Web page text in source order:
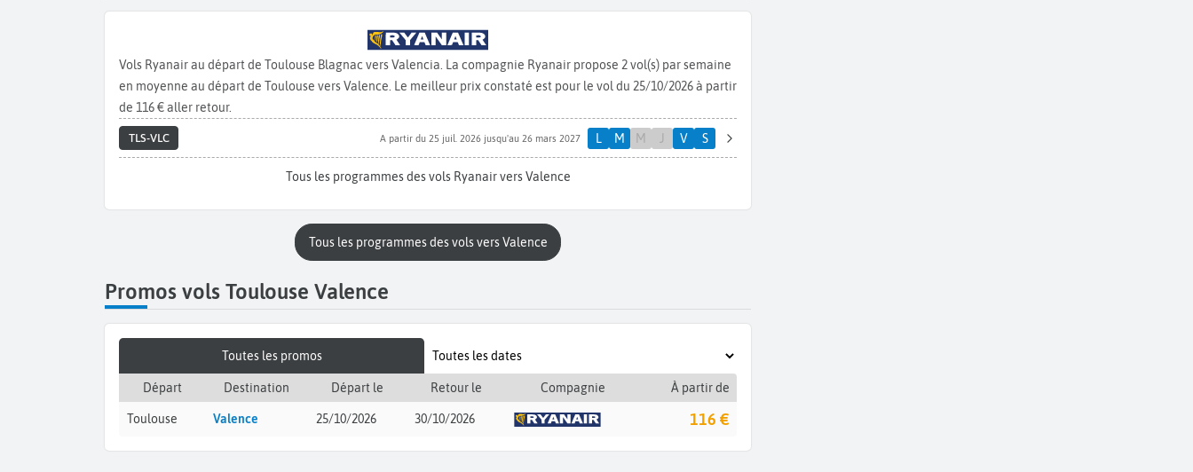
Vols Ryanair au départ de Toulouse Blagnac vers Valencia. La compagnie Ryanair propose 2 vol(s) par semaine
en moyenne au départ de Toulouse vers Valence. Le meilleur prix constaté est pour le vol du 25/10/2026 à partir
de 116 € aller retour.
TLS-VLC A partir du 25 juil. 2026 jusqu'au 26 mars 2027 L M M J V S
Tous les programmes des vols Ryanair vers Valence
Tous les programmes des vols vers Valence
Promos vols Toulouse Valence
Toutes les promos
Départ Destination Départ le Retour le Compagnie À partir de
Toulouse Valence 25/10/2026 30/10/2026 116 €